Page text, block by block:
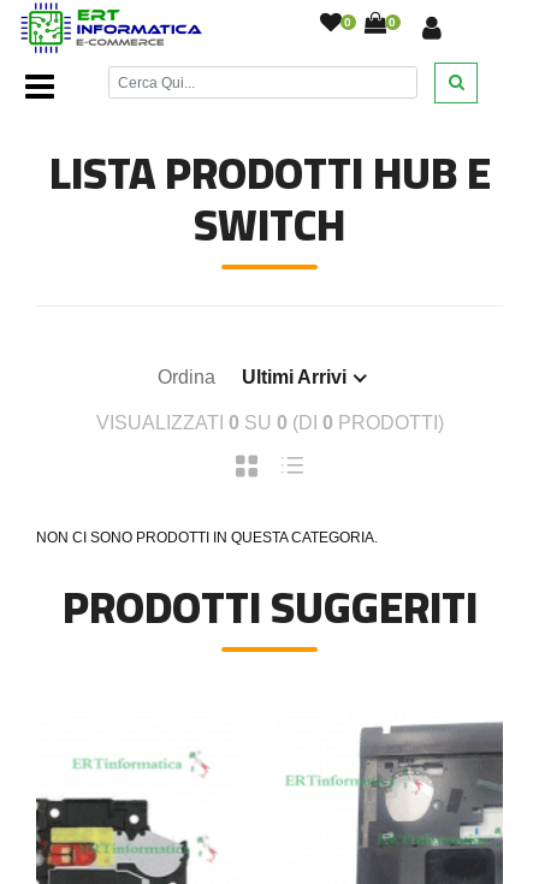
0 0
Home Page/Networking/Hub e Switch/
LISTA PRODOTTI HUB E
SWITCH
Ordina Ultimi Arrivi
VISUALIZZATI 0 SU 0 (DI 0 PRODOTTI)
NON CI SONO PRODOTTI IN QUESTA CATEGORIA.
PRODOTTI SUGGERITI